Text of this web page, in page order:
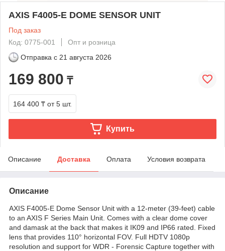
AXIS F4005-E DOME SENSOR UNIT
Под заказ
Код: 0775-001
Опт и розница
Отправка с 21 августа 2026
169 800 ₸
164 400 ₸ от 5 шт.
Купить
Описание Доставка Оплата Условия возврата
Описание
AXIS F4005-E Dome Sensor Unit with a 12-meter (39-feet) cable
to an AXIS F Series Main Unit. Comes with a clear dome cover
and damask at the back that makes it IK09 and IP66 rated. Fixed
lens that provides 110° horizontal FOV. Full HDTV 1080p
resolution and support for WDR - Forensic Capture together with